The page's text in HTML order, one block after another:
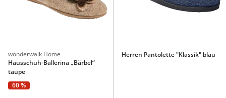
wonderwalk Home
Hausschuh-Ballerina „Bärbel“
taupe
60 %
Herren Pantolette "Klassik" blau